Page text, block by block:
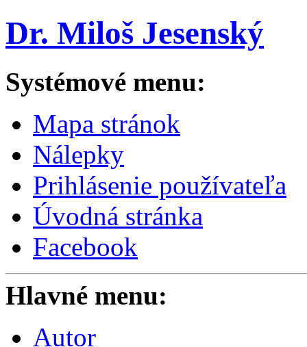
Dr. Miloš Jesenský
Systémové menu:
Mapa stránok
Nálepky
Prihlásenie používateľa
Úvodná stránka
Facebook
Hlavné menu:
Autor